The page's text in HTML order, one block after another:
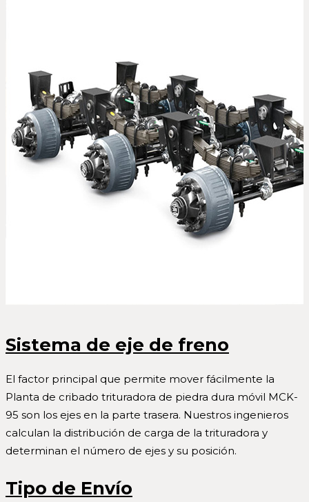
Sistema de eje de freno
El factor principal que permite mover fácilmente la
Planta de cribado trituradora de piedra dura móvil MCK-
95 son los ejes en la parte trasera. Nuestros ingenieros
calculan la distribución de carga de la trituradora y
determinan el número de ejes y su posición.
Tipo de Envío